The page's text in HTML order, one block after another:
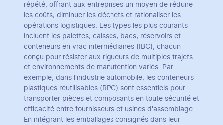
répété, offrant aux entreprises un moyen de réduire
les coûts, diminuer les déchets et rationaliser les
opérations logistiques. Les types les plus courants
incluent les palettes, caisses, bacs, réservoirs et
conteneurs en vrac intermédiaires (IBC), chacun
conçu pour résister aux rigueurs de multiples trajets
et environnements de manutention variés. Par
exemple, dans l'industrie automobile, les conteneurs
plastiques réutilisables (RPC) sont essentiels pour
transporter pièces et composants en toute sécurité et
efficacité entre fournisseurs et usines d'assemblage.
En intégrant les emballages consignés dans leur